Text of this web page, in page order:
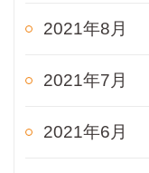
2021年8月
2021年7月
2021年6月